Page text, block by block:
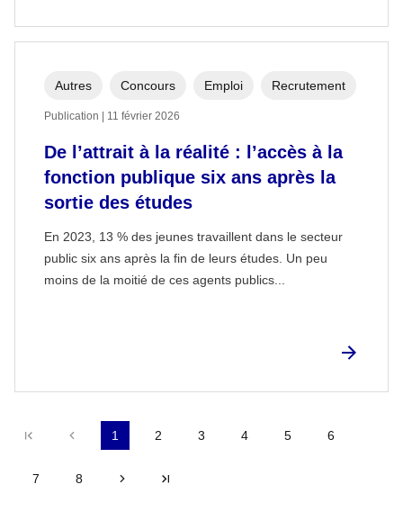
De l’attrait à la réalité : l’accès à la
fonction publique six ans après la
sortie des études
En 2023, 13 % des jeunes travaillent dans le secteur
public six ans après la fin de leurs études. Un peu
moins de la moitié de ces agents publics...
Autres Concours Emploi Recrutement
Publication | 11 février 2026
Première page
Précédent
1 2 3 4 5 6
7 8 Suivant